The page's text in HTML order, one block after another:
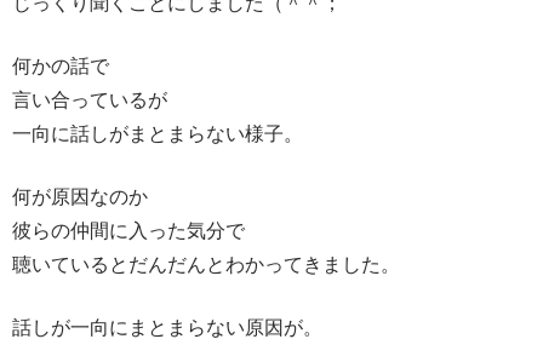
何かの話で
言い合っているが
一向に話しがまとまらない様子。
何が原因なのか
彼らの仲間に入った気分で
聴いているとだんだんとわかってきました。
話しが一向にまとまらない原因が。